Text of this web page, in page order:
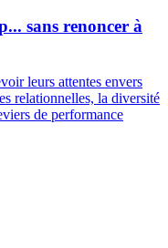
sans renoncer à
leurs attentes envers
relationnelles, la diversité
de performance